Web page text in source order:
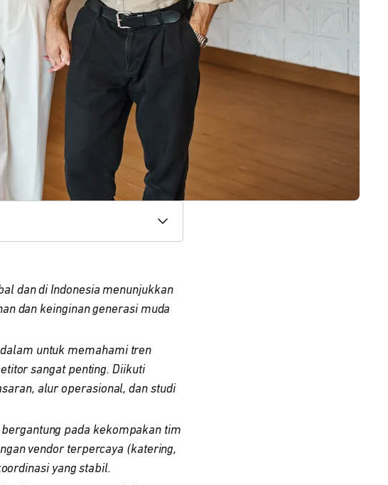
dan di Indonesia menunjukkan
dan keinginan generasi muda
untuk memahami tren
sangat penting. Diikuti
alur operasional, dan studi
pada kekompakan tim
vendor terpercaya (katering,
yang stabil.